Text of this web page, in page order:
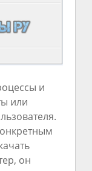
и
или
он